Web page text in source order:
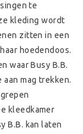
te
kleding wordt
zitten in een
hoedendoos.
waar Busy B.B.
mag trekken.
kleedkamer
B.B. kan laten